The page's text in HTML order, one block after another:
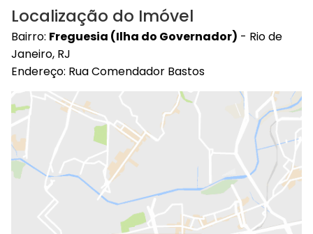
Localização do Imóvel
Bairro: Freguesia (Ilha do Governador) - Rio de
Janeiro, RJ
Endereço: Rua Comendador Bastos